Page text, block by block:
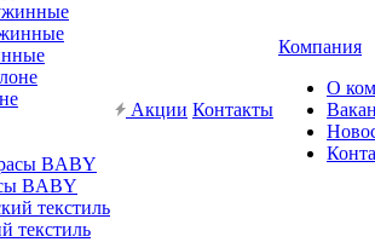
BABY
текстиль
Акции Контакты
Компания
О